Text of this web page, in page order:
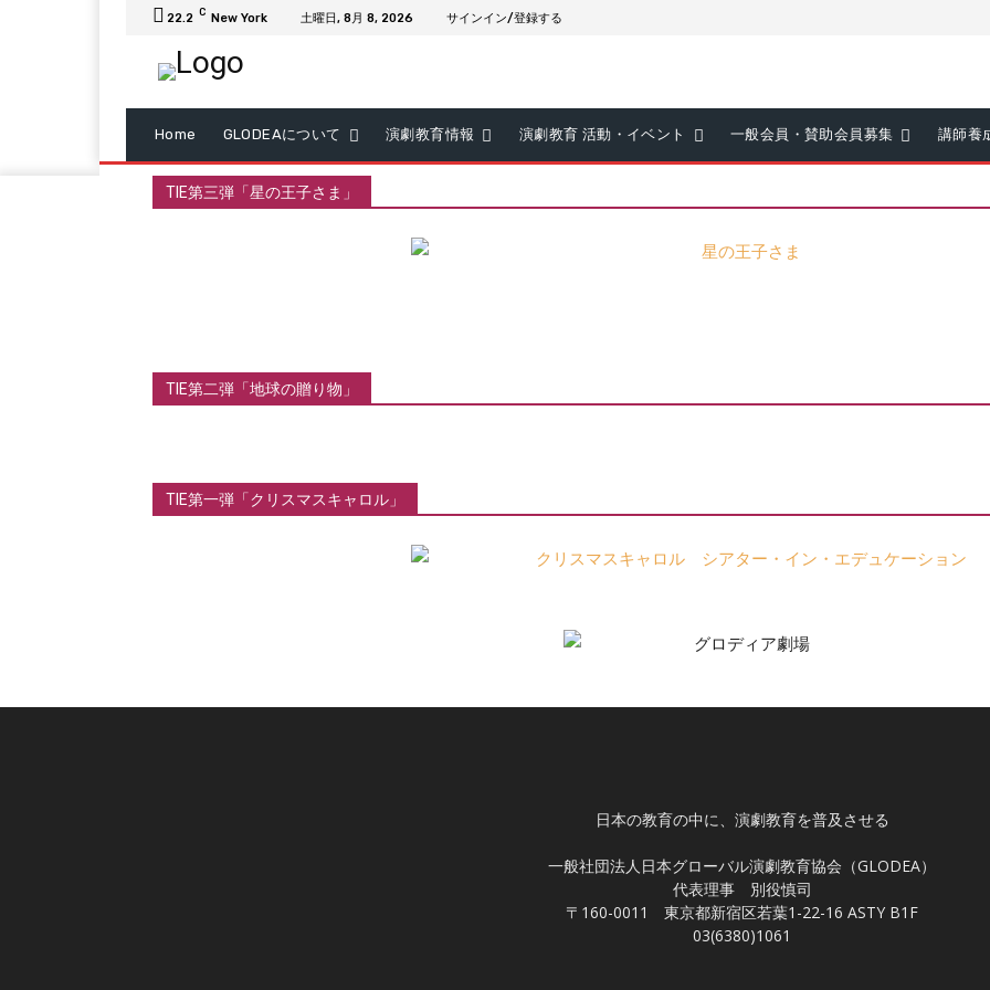
22.2 C New York 土曜日, 8月 8, 2026 サインイン/登録する
Home GLODEAについて 演劇教育情報 演劇教育 活動・イベント 一般会員・賛助会員募集 講師養
TIE第三弾「星の王子さま」
TIE第二弾「地球の贈り物」
TIE第一弾「クリスマスキャロル」
日本の教育の中に、演劇教育を普及させる
一般社団法人日本グローバル演劇教育協会（GLODEA）
代表理事 別役慎司
〒160-0011 東京都新宿区若葉1-22-16 ASTY B1F
03(6380)1061